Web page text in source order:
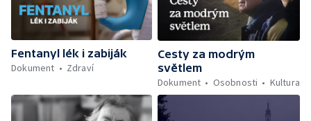
Fentanyl lék i zabiják
Dokument
Zdraví
Cesty za modrým
světlem
Dokument
Osobnosti Kultura